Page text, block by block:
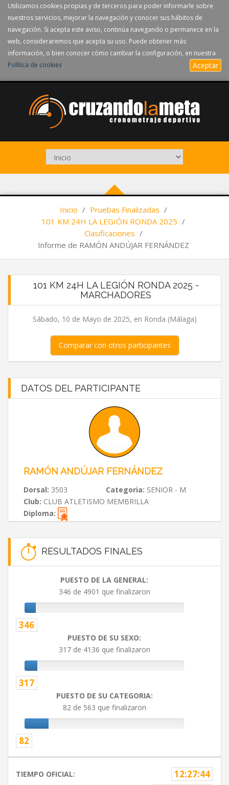
Utilizamos cookies propias y de terceros para poder informarle sobre
nuestros servicios, mejorar la navegación y conocer sus hábitos de
navegación. Si acepta este aviso, continúa navegando o permanece en la
web, consideraremos que acepta su uso. Puede obtener más
información, o bien conocer cómo cambiar la configuración, en nuestra
Política de cookies. Aceptar
Inicio / Pruebas Finalizadas /
101 KM 24H LA LEGIÓN RONDA 2025 /
Clasificaciones /
Informe de RAMÓN ANDÚJAR FERNÁNDEZ
101 KM 24H LA LEGIÓN RONDA 2025 -
MARCHADORES
Sábado, 10 de Mayo de 2025, en Ronda (Málaga)
Comparar con otros participantes
DATOS DEL PARTICIPANTE
RAMÓN ANDÚJAR FERNÁNDEZ
Dorsal: 3503 Categoria: SENIOR - M
Club: CLUB ATLETISMO MEMBRILLA
Diploma:
RESULTADOS FINALES
PUESTO DE LA GENERAL:
346 de 4901 que finalizaron
346
PUESTO DE SU SEXO:
317 de 4136 que finalizaron
317
PUESTO DE SU CATEGORIA:
82 de 563 que finalizaron
82
TIEMPO OFICIAL: 12:27:44